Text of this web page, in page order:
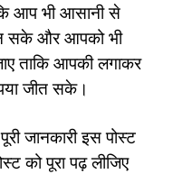
आप भी आसानी से
सके और आपको भी
ताकि आपकी लगाकर
जीत सके।
जानकारी इस पोस्ट
को पूरा पढ़ लीजिए